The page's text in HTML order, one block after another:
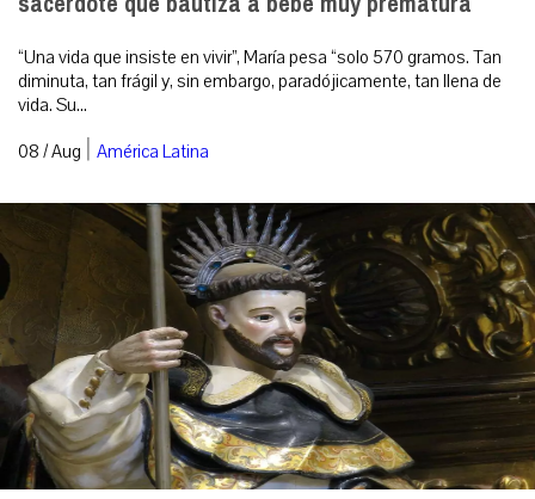
“Una vida que insiste en vivir”, María pesa “solo 570 gramos. Tan
diminuta, tan frágil y, sin embargo, paradójicamente, tan llena de
vida. Su...
08 / Aug | América Latina